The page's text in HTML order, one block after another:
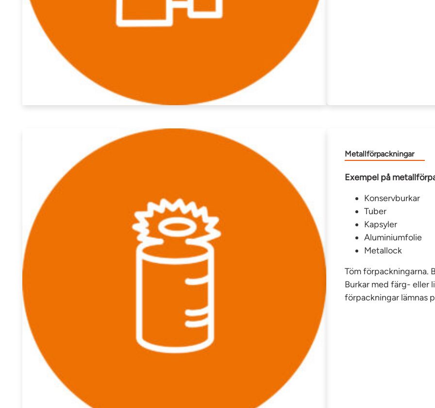
Metallförpackningar
Exempel på
Konservburkar
Tuber
Kapsyler
Aluminiumfolie
Metallock
Töm förpackningarna.
Burkar med färg- eller
förpackningar lämnas